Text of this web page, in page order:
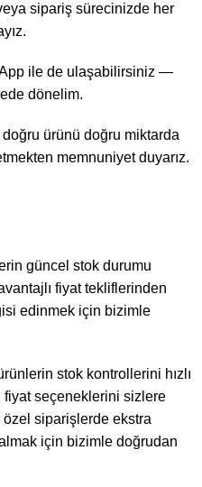
sipariş sürecinizde her
ile de ulaşabilirsiniz —
dönelim.
ürünü doğru miktarda
memnuniyet duyarız.
güncel stok durumu
fiyat tekliflerinden
edinmek için bizimle
stok kontrollerini hızlı
seçeneklerini sizlere
özel siparişlerde ekstra
için bizimle doğrudan